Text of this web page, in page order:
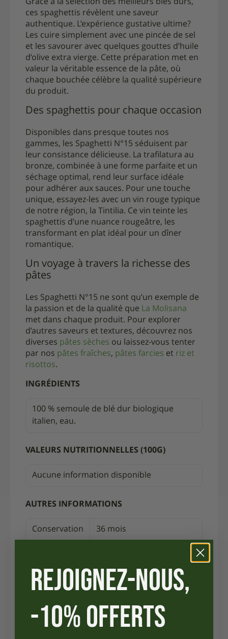
Grâce à la sélection des meilleurs blés durs,
ces spaghettis révèlent une saveur
authentique. L’expérience gustative ultime?
Les cuire simplement avec une pincée de sel
et les savourer avec quelques gouttes d’huile
d’olive extra vierge. Cette préparation met en
valeur la véritable essence de la pâte, où
chaque bouchée célèbre la qualité supérieure
du produit.
Des spaghettis pour chaque occasion
Disponibles dans presque toutes nos
gammes, les Spaghetti N°15 séduisent par
leur consistance délicieuse. La trafilatura au
bronze, combinée à une forme parfaite et un
séchage optimal, rend leur surface idéale
pour adhérer aux sauces. Pour une touche
unique, essayez-les avec un vin rouge typique
de notre région, la Tintilia. Ce vin teinte les
spaghettis d’une nuance rougeâtre, les
transformant en plat idéal pour un dîner
romantique.
Un voyage à travers la richesse des
pâtes
Les Spaghetti N°15 ne sont qu’un exemple de
la passion et de la qualité que La Molisana
met dans chaque produit. Pour explorer
d’autres saveurs et textures, découvrez nos
diverses pâtes sèches ou laissez-vous tenter
par nos pâtes fraîches, pâtes farcies et riz et
risottos.
INGRÉDIENTS
100 % semoule de blé dur biologique
italien, eau.
VALEURS NUTRITIONNELLES (100G)
Aucune information disponible
AUTRES INFORMATIONS
Conservation 36 mois
Contient du gluten (blé).
de soja, moutarde, lupin
REJOIGNEZ-NOUS,
-10% OFFERTS